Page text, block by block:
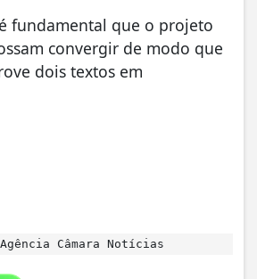
fundamental que o projeto
convergir de modo que
dois textos em
Agência Câmara Notícias